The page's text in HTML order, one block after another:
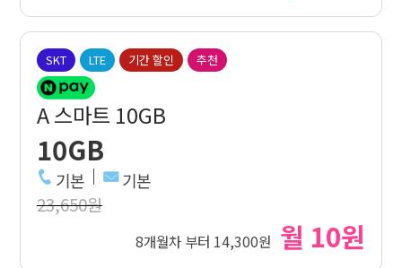
SKT LTE 기간 할인 추천
A 스마트 10GB
10GB
기본 기본
23,650원
8개월차 부터 14,300원 월 10원